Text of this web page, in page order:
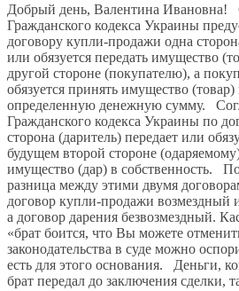
Добрый день, Валентина Ивановна!
Гражданского кодекса Украины
договору купли-продажи одна
или обязуется передать имущество
другой стороне (покупателю), а
обязуется принять имущество (товар)
определенную денежную сумму.
Гражданского кодекса Украины по
сторона (даритель) передает или
будущем второй стороне
имущество (дар) в собственность.
разница между этими двумя
договор купли-продажи возмездный
а договор дарения безвозмездный.
«брат боится, что Вы можете
законодательства в суде можно
есть для этого основания. Деньги,
брат передал до заключения сделки,